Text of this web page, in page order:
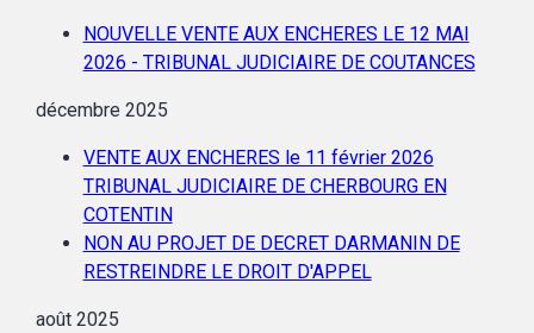
NOUVELLE VENTE AUX ENCHERES LE 12 MAI
2026 - TRIBUNAL JUDICIAIRE DE COUTANCES
décembre 2025
VENTE AUX ENCHERES le 11 février 2026
TRIBUNAL JUDICIAIRE DE CHERBOURG EN
COTENTIN
NON AU PROJET DE DECRET DARMANIN DE
RESTREINDRE LE DROIT D'APPEL
août 2025